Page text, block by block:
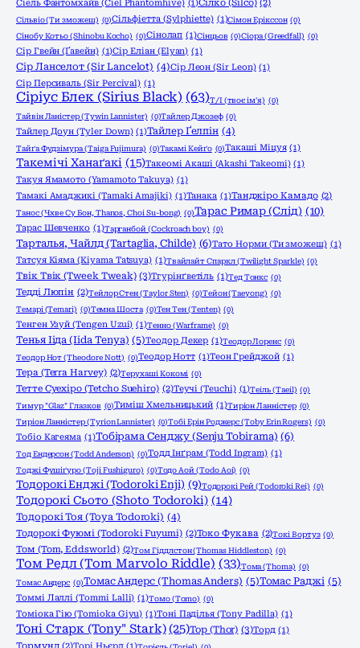
Сіель Фантомхайв (Ciel Phantomhive) (1)Сілко (Silco) (2)
Сільвіо (Ти зможеш) (0)Сільфіетта (Sylphiette) (1)Сімон Ерікссон (0)
Сінобу Котьо (Shinobu Kocho) (0)Сінолап (1)Сінцьов (0)Сіора (Greedfall) (0)
Сір Гвейн (Ґавейн) (1)Сір Еліан (Elyan) (1)
Сір Ланселот (Sir Lancelot) (4)Сір Леон (Sir Leon) (1)
Сір Персиваль (Sir Percival) (1)
Сіріус Блек (Sirius Black) (63)Т/І (твоє ім'я) (0)
Тайвін Ланістер (Tywin Lannister) (0)Тайлер Джозеф (0)
Тайлер Доун (Tyler Down) (1)Тайлер Ґелпін (4)
Тайґа Фудзімура (Taiga Fujimura) (0)Такамі Кейґо (0)Такаші Міцуя (1)
Такемічі Ханаґакі (15)Такеомі Акаші (Akashi Takeomi) (1)
Такуя Ямамото (Yamamoto Takuya) (1)
Тамакі Амаджикі (Tamaki Amajiki) (1)Танака (1)Танджіро Камадо (2)
Танос (Чхве Су Бон, Thanos, Choi Su-bong) (0)Тарас Римар (Слід) (10)
Тарас Шевченко (1)Тарганбой (Cockroach boy) (0)
Тарталья, Чайлд (Tartaglia, Childe) (6)Тато Норми (Ти зможеш) (1)
Татсуя Кіяма (Kiyama Tatsuya) (1)Твайлайт Спаркл (Twilight Sparkle) (0)
Твік Твік (Tweek Tweak) (3)Тгурінґветіль (1)Тед Тонкс (0)
Тедді Люпін (2)Тейлор Стен (Taylor Sten) (0)Тейон (Taeyong) (0)
Темарі (Temari) (0)Темна Шоста (0)Тен Тен (Tenten) (0)
Тенген Узуй (Tengen Uzui) (1)Тенно (Warframe) (0)
Тенья Ііда (Iida Tenya) (5)Теодор Декер (1)Теодор Лоренс (0)
Теодор Нот (Theodore Nott) (0)Теодор Нотт (1)Теон Грейджой (1)
Тера (Terra Harvey) (2)Терухаші Кокомі (0)
Тетте Суехіро (Tetcho Suehiro) (2)Теучі (Teuchi) (1)Теіль (Taeil) (0)
Тимур "Glaz" Глазков (0)Тиміш Хмельницький (1)Тиріон Ланністер (0)
Тиріон Ланністер (Tyrion Lannister) (0)Тобі Ерін Роджерс (Toby Erin Rogers) (0)
Тобіо Кагеяма (1)Тобірама Сенджу (Senju Tobirama) (6)
Тод Ендерсон (Todd Anderson) (0)Тодд Інґрам (Todd Ingram) (1)
Тоджі Фушіґуро (Toji Fushiguro) (0)Тодо Аой (Todo Aoi) (0)
Тодорокі Енджі (Todoroki Enji) (9)Тодорокі Рей (Todoroki Rei) (0)
Тодорокі Сьото (Shoto Todoroki) (14)
Тодорокі Тоя (Toya Todoroki) (4)
Тодорокі Фуюмі (Todoroki Fuyumi) (2)Токо Фукава (2)Токі Вортуз (0)
Том (Tom, Eddsworld) (2)Том Гіддлстон (Thomas Hiddleston) (0)
Том Редл (Tom Marvolo Riddle) (33)Тома (Thoma) (0)
Томас Андерс (0)Томас Андерс (Thomas Anders) (5)Томас Раджі (5)
Томмі Лаллі (Tommi Lalli) (1)Томо (Tomo) (0)
Томіока Гію (Tomioka Giyu) (1)Тоні Паділья (Tony Padilla) (1)
Тоні Старк (Tony" Stark) (25)Тор (Thor) (3)Торд (1)